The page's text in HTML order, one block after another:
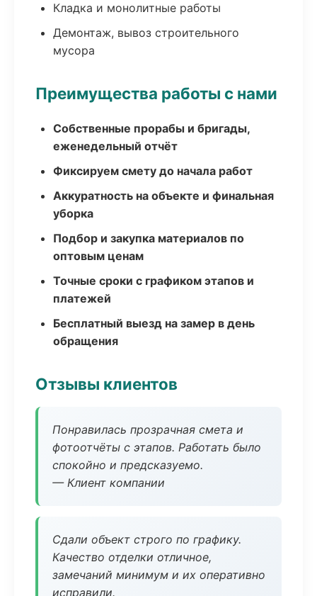
Кладка и монолитные работы
Демонтаж, вывоз строительного
мусора
Преимущества работы с нами
Собственные прорабы и бригады,
еженедельный отчёт
Фиксируем смету до начала работ
Аккуратность на объекте и финальная
уборка
Подбор и закупка материалов по
оптовым ценам
Точные сроки с графиком этапов и
платежей
Бесплатный выезд на замер в день
обращения
Отзывы клиентов
Понравилась прозрачная смета и
фотоотчёты с этапов. Работать было
спокойно и предсказуемо.
— Клиент компании
Сдали объект строго по графику.
Качество отделки отличное,
замечаний минимум и их оперативно
исправили.